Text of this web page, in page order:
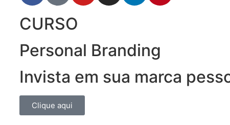
CURSO
Personal Branding
Invista em sua marca
Clique aqui